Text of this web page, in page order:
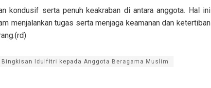
kondusif serta penuh keakraban di antara anggota. Hal ini
menjalankan tugas serta menjaga keamanan dan ketertiban
Bingkisan Idulfitri kepada Anggota Beragama Muslim